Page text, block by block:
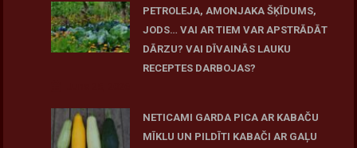
PETROLEJA, AMONJAKA ŠĶĪDUMS,
JODS… VAI AR TIEM VAR APSTRĀDĀT
DĀRZU? VAI DĪVAINĀS LAUKU
RECEPTES DARBOJAS?
NETICAMI GARDA PICA AR KABAČU
MĪKLU UN PILDĪTI KABAČI AR GAĻU